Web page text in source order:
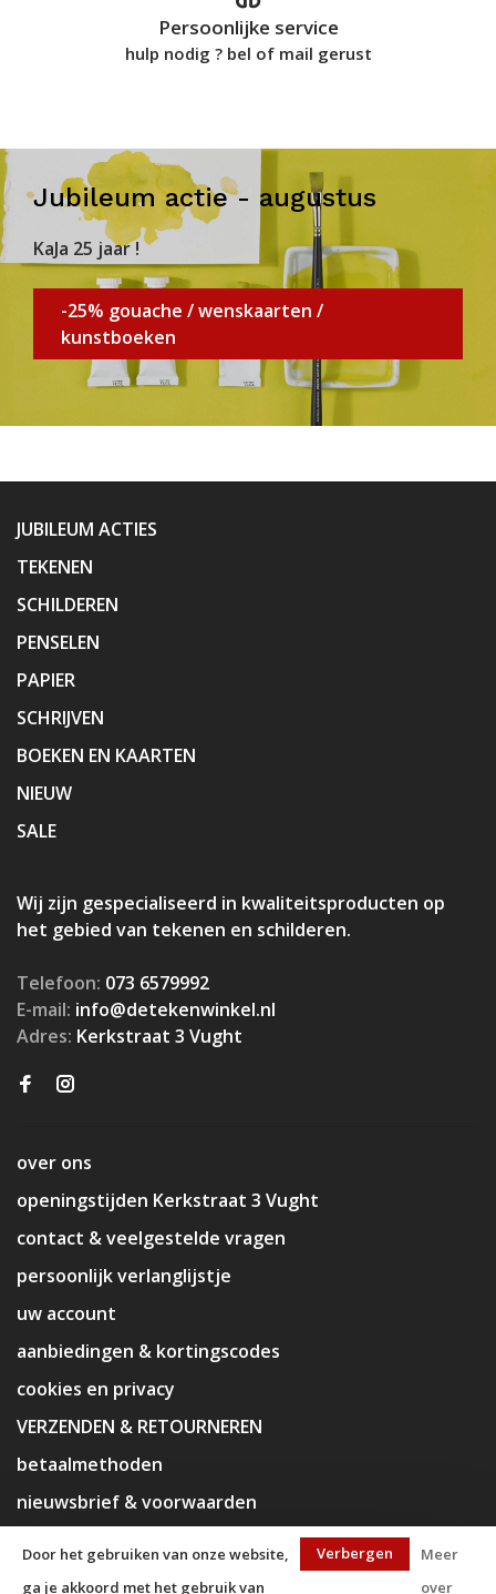
Persoonlijke service
hulp nodig ? bel of mail gerust
Jubileum actie - augustus
KaJa 25 jaar !
-25% gouache / wenskaarten /
kunstboeken
JUBILEUM ACTIES
TEKENEN
SCHILDEREN
PENSELEN
PAPIER
SCHRIJVEN
BOEKEN EN KAARTEN
NIEUW
SALE
Wij zijn gespecialiseerd in kwaliteitsproducten op
het gebied van tekenen en schilderen.
Telefoon: 073 6579992
E-mail: info@detekenwinkel.nl
Adres: Kerkstraat 3 Vught
over ons
openingstijden Kerkstraat 3 Vught
contact & veelgestelde vragen
persoonlijk verlanglijstje
uw account
aanbiedingen & kortingscodes
cookies en privacy
VERZENDEN & RETOURNEREN
betaalmethoden
nieuwsbrief & voorwaarden
Door het gebruiken van onze website,
ga je akkoord met het gebruik van
Verbergen
Meer
over